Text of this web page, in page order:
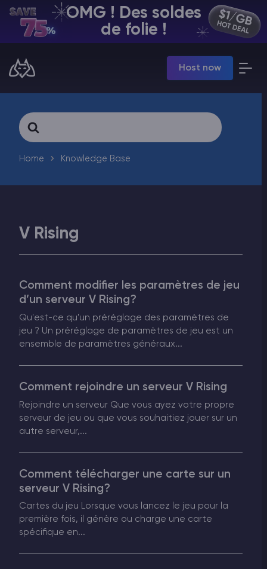
OMG ! Des soldes
de folie !
Host now
FR | USD
Manage your servers & payments
VPS Panel
Manage VPS server
Affiliate panel
Manage affiliates
Minecraft Hébergement de serveurs
Vintage Story Serveur Hébergement
ARK Serveur Hébergement
Jeux
Search
For
Home Knowledge Base
V Rising
Comment modifier les paramètres de jeu
d’un serveur V Rising?
Qu'est-ce qu'un préréglage des paramètres de
jeu ? Un préréglage de paramètres de jeu est un
ensemble de paramètres généraux...
Comment rejoindre un serveur V Rising
Rejoindre un serveur Que vous ayez votre propre
serveur de jeu ou que vous souhaitiez jouer sur un
autre serveur,...
Comment télécharger une carte sur un
serveur V Rising?
Cartes du jeu Lorsque vous lancez le jeu pour la
première fois, il génère ou charge une carte
spécifique en...